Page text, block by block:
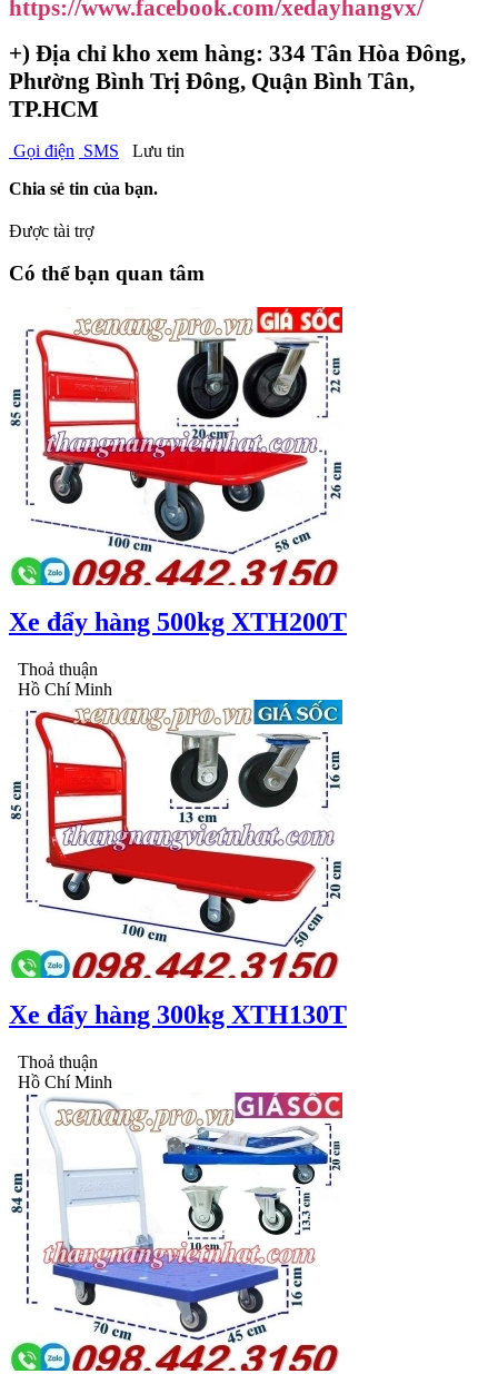
https://www.facebook.com/xedayhangvx/
+) Địa chỉ kho xem hàng: 334 Tân Hòa Đông,
Phường Bình Trị Đông, Quận Bình Tân,
TP.HCM
Gọi điện SMS
Lưu tin
Chia sẻ tin của bạn.
Được tài trợ
Có thể bạn quan tâm
Xe đẩy hàng 500kg XTH200T
Thoả thuận
Hồ Chí Minh
Xe đẩy hàng 300kg XTH130T
Thoả thuận
Hồ Chí Minh